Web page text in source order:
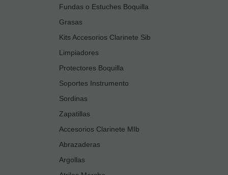
Fundas o Estuches Boquilla
Grasas
Kits Accesorios Clarinete Sib
Limpiadores
Protectores Boquilla
Soportes Instrumento
Sordinas
Zapatillas
Accesorios Clarinete MIb
Abrazaderas
Argollas